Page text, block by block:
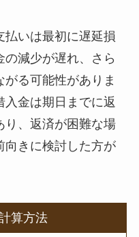
払いは最初に遅延損
減少が遅れ、さら
る可能性がありま
金は期日までに返
り、返済が困難な場
向きに検討した方が
算方法